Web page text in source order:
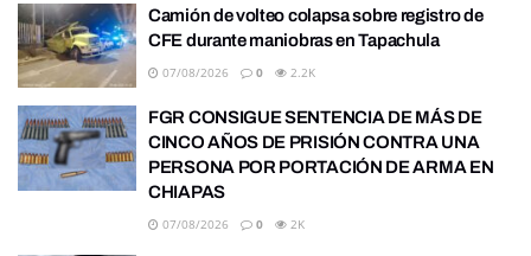
Camión de volteo colapsa sobre registro de
CFE durante maniobras en Tapachula
07/08/2026 0 2.2K
FGR CONSIGUE SENTENCIA DE MÁS DE
CINCO AÑOS DE PRISIÓN CONTRA UNA
PERSONA POR PORTACIÓN DE ARMA EN
CHIAPAS
07/08/2026 0 2K